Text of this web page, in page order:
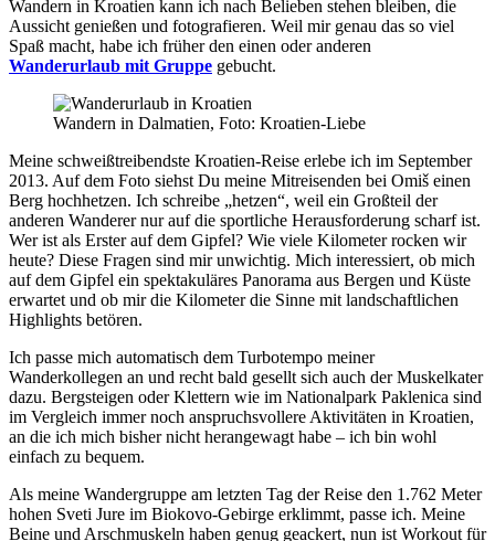
Wandern in Kroatien kann ich nach Belieben stehen bleiben, die
Aussicht genießen und fotografieren. Weil mir genau das so viel
Spaß macht, habe ich früher den einen oder anderen
Wanderurlaub mit Gruppe gebucht.
Wandern in Dalmatien, Foto: Kroatien-Liebe
Meine schweißtreibendste Kroatien-Reise erlebe ich im September
2013. Auf dem Foto siehst Du meine Mitreisenden bei Omiš einen
Berg hochhetzen. Ich schreibe „hetzen“, weil ein Großteil der
anderen Wanderer nur auf die sportliche Herausforderung scharf ist.
Wer ist als Erster auf dem Gipfel? Wie viele Kilometer rocken wir
heute? Diese Fragen sind mir unwichtig. Mich interessiert, ob mich
auf dem Gipfel ein spektakuläres Panorama aus Bergen und Küste
erwartet und ob mir die Kilometer die Sinne mit landschaftlichen
Highlights betören.
Ich passe mich automatisch dem Turbotempo meiner
Wanderkollegen an und recht bald gesellt sich auch der Muskelkater
dazu. Bergsteigen oder Klettern wie im Nationalpark Paklenica sind
im Vergleich immer noch anspruchsvollere Aktivitäten in Kroatien,
an die ich mich bisher nicht herangewagt habe – ich bin wohl
einfach zu bequem.
Als meine Wandergruppe am letzten Tag der Reise den 1.762 Meter
hohen Sveti Jure im Biokovo-Gebirge erklimmt, passe ich. Meine
Beine und Arschmuskeln haben genug geackert, nun ist Workout für